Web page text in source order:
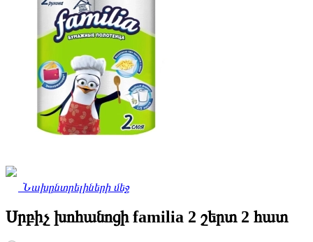
Նախընտրելիների մեջ
Սրբիչ խոհանոցի familia 2 շերտ 2 հատ